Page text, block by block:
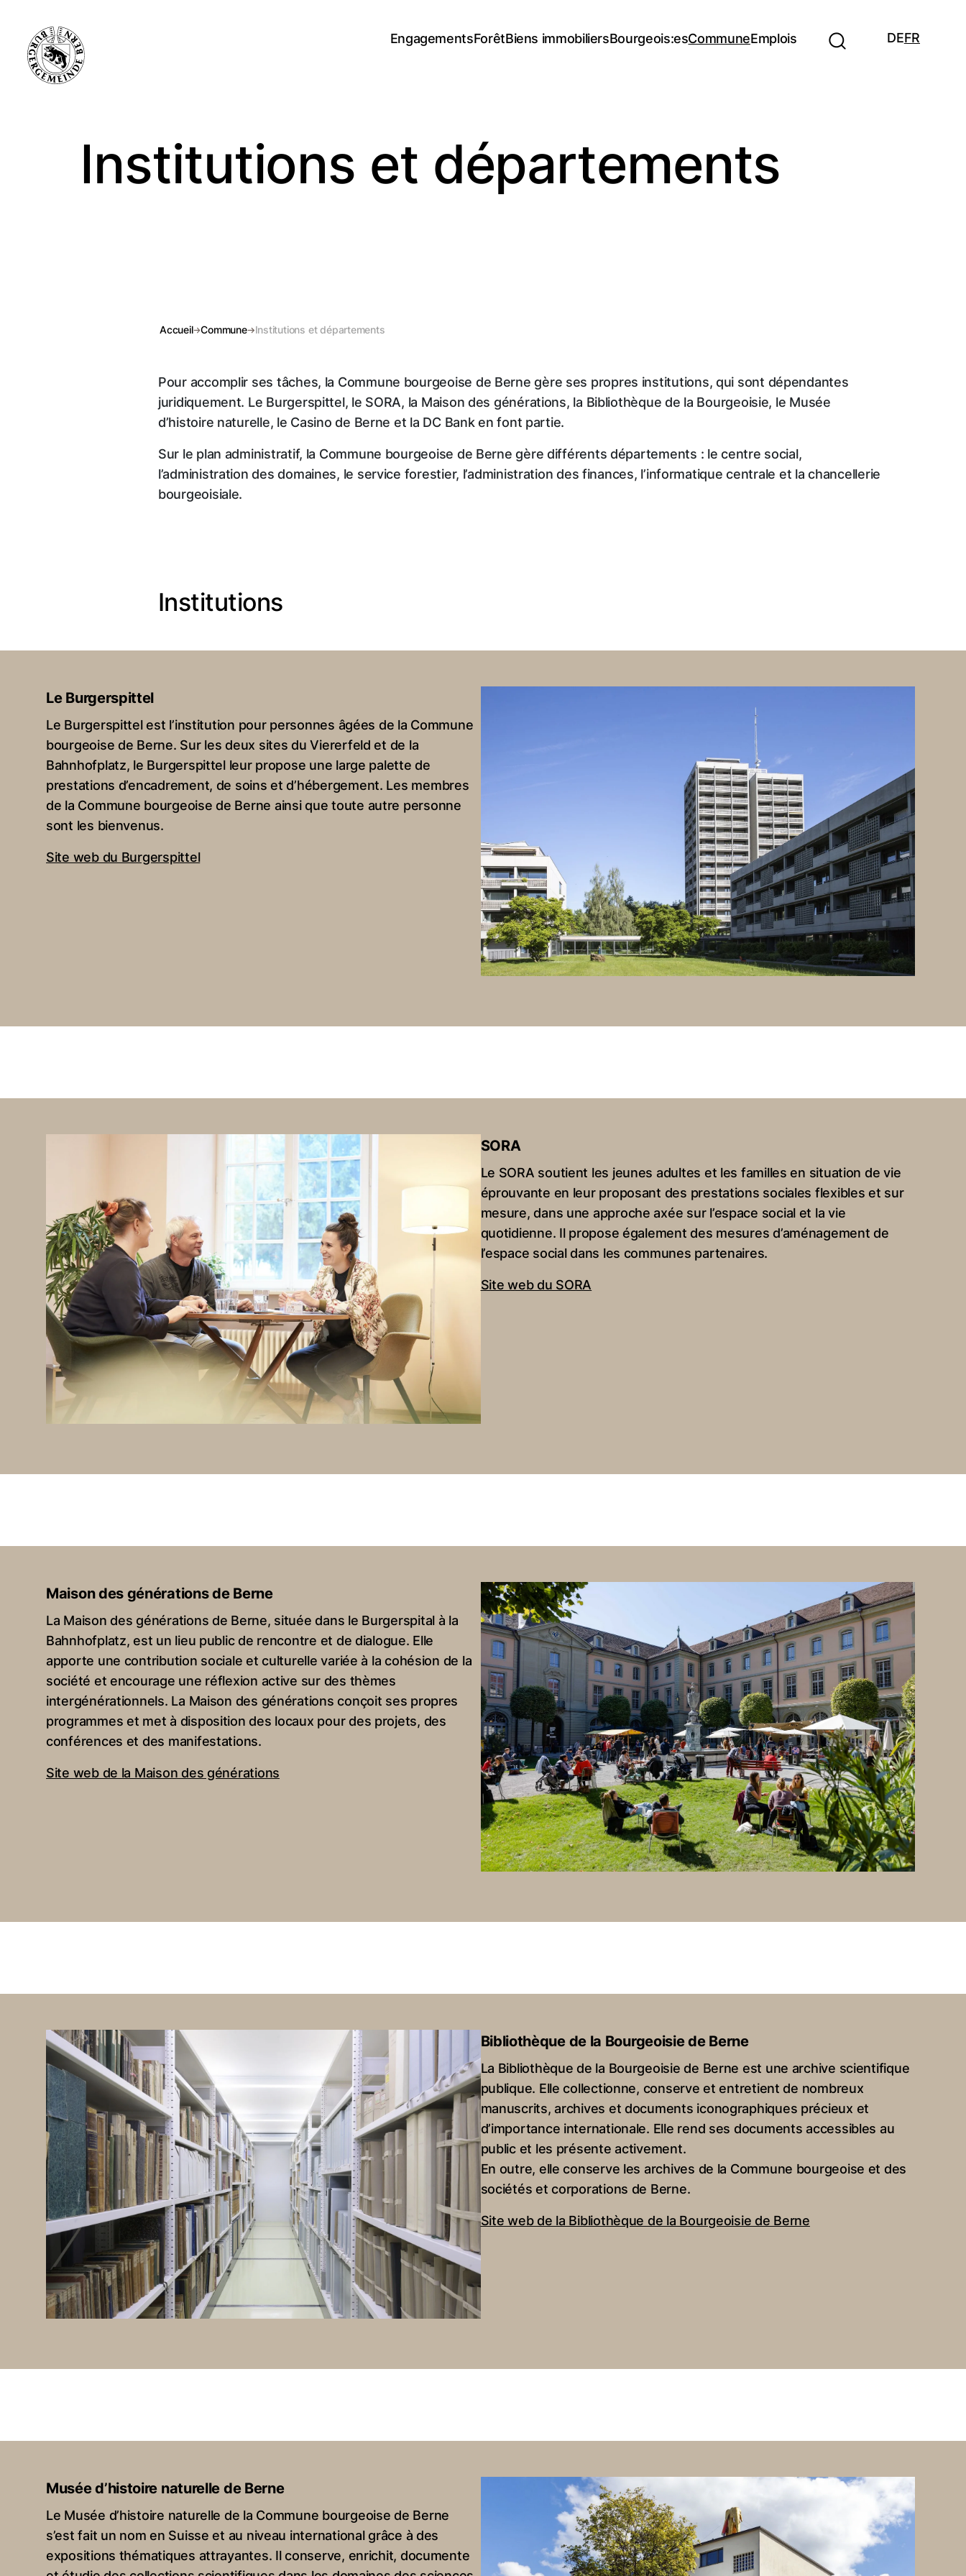
EngagementsForêtBiens immobiliersBourgeois:esCommuneEmplois DEFR
Institutions et départements
Accueil Commune Institutions et départements
Pour accomplir ses tâches, la Commune bourgeoise de Berne gère ses propres institutions, qui sont dépendantes
juridiquement. Le Burgerspittel, le SORA, la Maison des générations, la Bibliothèque de la Bourgeoisie, le Musée
d’histoire naturelle, le Casino de Berne et la DC Bank en font partie.
Sur le plan administratif, la Commune bourgeoise de Berne gère différents départements : le centre social,
l’administration des domaines, le service forestier, l’administration des finances, l’informatique centrale et la chancellerie
bourgeoisiale.
Institutions
Le Burgerspittel
Le Burgerspittel est l’institution pour personnes âgées de la Commune
bourgeoise de Berne. Sur les deux sites du Viererfeld et de la
Bahnhofplatz, le Burgerspittel leur propose une large palette de
prestations d’encadrement, de soins et d’hébergement. Les membres
de la Commune bourgeoise de Berne ainsi que toute autre personne
sont les bienvenus.
Site web du Burgerspittel
SORA
Le SORA soutient les jeunes adultes et les familles en situation de vie
éprouvante en leur proposant des prestations sociales flexibles et sur
mesure, dans une approche axée sur l’espace social et la vie
quotidienne. Il propose également des mesures d’aménagement de
l’espace social dans les communes partenaires.
Site web du SORA
Maison des générations de Berne
La Maison des générations de Berne, située dans le Burgerspital à la
Bahnhofplatz, est un lieu public de rencontre et de dialogue. Elle
apporte une contribution sociale et culturelle variée à la cohésion de la
société et encourage une réflexion active sur des thèmes
intergénérationnels. La Maison des générations conçoit ses propres
programmes et met à disposition des locaux pour des projets, des
conférences et des manifestations.
Site web de la Maison des générations
Bibliothèque de la Bourgeoisie de Berne
La Bibliothèque de la Bourgeoisie de Berne est une archive scientifique
publique. Elle collectionne, conserve et entretient de nombreux
manuscrits, archives et documents iconographiques précieux et
d’importance internationale. Elle rend ses documents accessibles au
public et les présente activement.
En outre, elle conserve les archives de la Commune bourgeoise et des
sociétés et corporations de Berne.
Site web de la Bibliothèque de la Bourgeoisie de Berne
Musée d’histoire naturelle de Berne
Le Musée d’histoire naturelle de la Commune bourgeoise de Berne
s’est fait un nom en Suisse et au niveau international grâce à des
expositions thématiques attrayantes. Il conserve, enrichit, documente